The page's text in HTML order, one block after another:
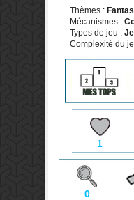
Thèmes :
Mécanismes :
Types de jeu :
Complexité du
1
0